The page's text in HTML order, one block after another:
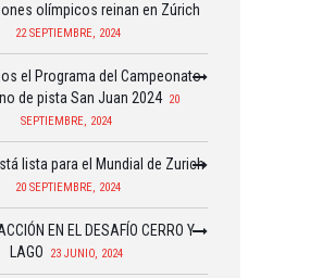
olímpicos reinan en Zúrich
22 SEPTIEMBRE, 2024
el Programa del Campeonato
de pista San Juan 2024 20
SEPTIEMBRE, 2024
lista para el Mundial de Zurich
20 SEPTIEMBRE, 2024
EN EL DESAFÍO CERRO Y
LAGO
23 JUNIO, 2024